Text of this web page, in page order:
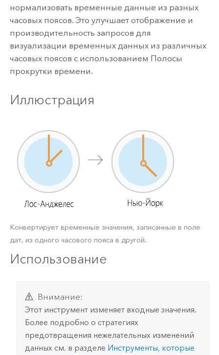
нормализовать временные данные из разных
часовых поясов. Это улучшает отображение и
производительность запросов для
визуализации временных данных из различных
часовых поясов с использованием Полосы
прокрутки времени.
Иллюстрация
Конвертирует временные значения, записанные в поле
дат, из одного часового пояса в другой.
Использование
Внимание:
Этот инструмент изменяет входные значения.
Более подробно о стратегиях
предотвращения нежелательных изменений
данных см. в разделе Инструменты, которые